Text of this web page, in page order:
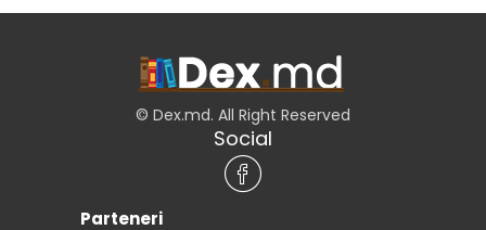
© Dex.md. All Right Reserved
Social
Parteneri